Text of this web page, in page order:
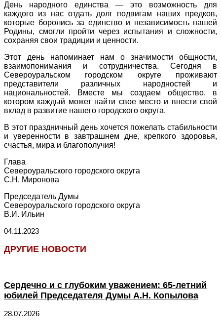
День народного единства — это возможность для
каждого из нас отдать долг подвигам наших предков,
которые боролись за единство и независимость нашей
Родины, смогли пройти через испытания и сложности,
сохраняя свои традиции и ценности.
Этот день напоминает нам о значимости общности,
взаимопонимания и сотрудничества. Сегодня в
Североуральском городском округе проживают
представители различных народностей и
национальностей. Вместе мы создаем общество, в
котором каждый может найти свое место и внести свой
вклад в развитие нашего городского округа.
В этот праздничный день хочется пожелать стабильности
и уверенности в завтрашнем дне, крепкого здоровья,
счастья, мира и благополучия!
Глава
Североуральского городского округа
С.Н. Миронова
Председатель Думы
Североуральского городского округа
В.И. Ильин
04.11.2023
ДРУГИЕ НОВОСТИ
Сердечно и с глубоким уважением: 65-летний
юбилей Председателя Думы А.Н. Копылова
28.07.2026